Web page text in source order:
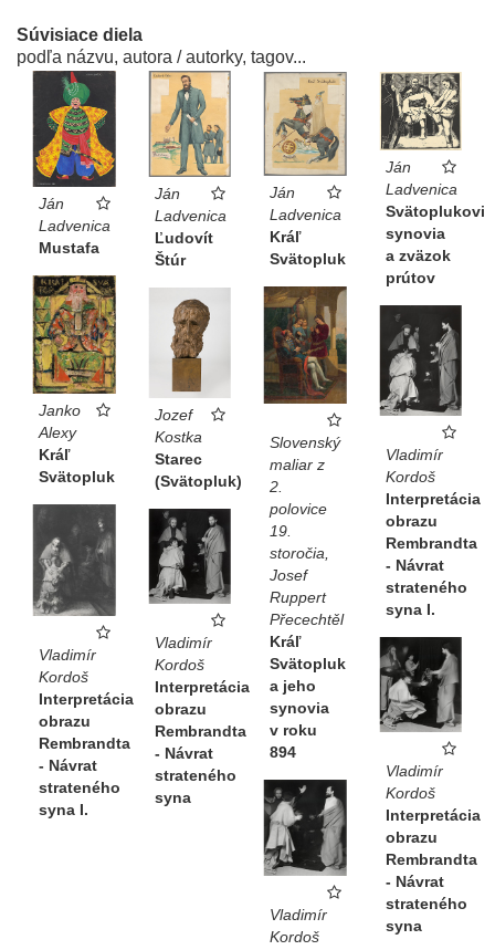
1938).
Katarína Bajcurová ●Sen x skutočnosť Umenie &
Propaganda 1939—1945 (Slovenská národná galéria,
2016)
Súvisiace diela
podľa názvu, autora / autorky, tagov...
Ján
Ladvenica
Mustafa
Ján
Ladvenica
Ľudovít
Štúr
Ján
Ladvenica
Kráľ
Svätopluk
Ján
Ladvenica
Svätoplukovi
synovia
a zväzok
prútov
Janko
Alexy
Kráľ
Svätopluk
Slovenský
maliar z
2.
polovice
19.
storočia,
Josef
Ruppert
Přecechtěl
Kráľ
Svätopluk
a jeho
synovia
v roku
894
Jozef
Kostka
Starec
(Svätopluk)
Vladimír
Kordoš
Interpretácia
obrazu
Rembrandta
- Návrat
strateného
syna I.
Vladimír
Kordoš
Interpretácia
obrazu
Rembrandta
- Návrat
strateného
syna I.
Vladimír
Kordoš
Interpretácia
obrazu
Rembrandta
- Návrat
strateného
syna
Vladimír
Kordoš
Interpretácia
obrazu
Rembrandta
- Návrat
strateného
syna
Vladimír
Kordoš